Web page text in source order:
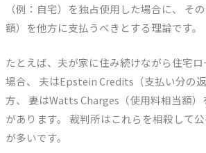
（例：自宅）を独占使用した場合に、 そ
額）を他方に支払うべきとする理論です。
たとえば、夫が家に住み続けながら住宅
場合、 夫はEpstein Credits（支払い分の
方、 妻はWatts Charges（使用料相当額
があります。 裁判所はこれらを相殺して
が多いです。